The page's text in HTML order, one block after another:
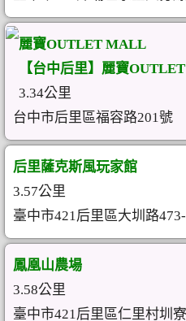
麗寶OUTLET MALL
【台中后里】麗寶
3.34公里
台中市后里區福容路201號
后里薩克斯風玩家館
3.57公里
臺中市421后里區大圳路
鳳凰山農場
3.58公里
臺中市421后里區仁里村圳